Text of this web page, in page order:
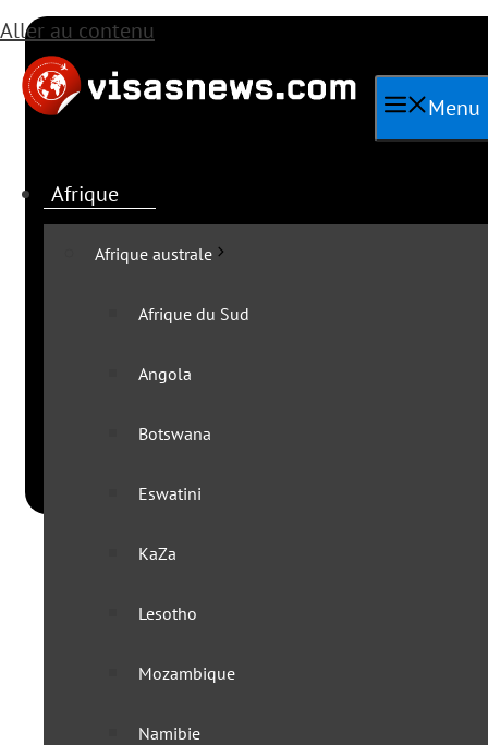
Aller au contenu
Menu
Afrique
Afrique australe
Afrique du Sud
Angola
Botswana
Eswatini
KaZa
Lesotho
Mozambique
Namibie